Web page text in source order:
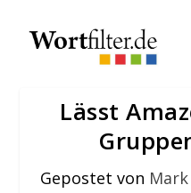
Lässt
Gepostet von